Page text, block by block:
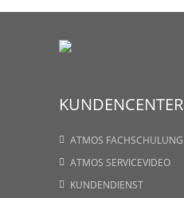
KUNDENCENTER
ATMOS FACHSCHULUNG
ATMOS SERVICEVIDEO
KUNDENDIENST